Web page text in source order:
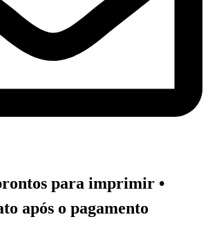
para imprimir •
após o pagamento